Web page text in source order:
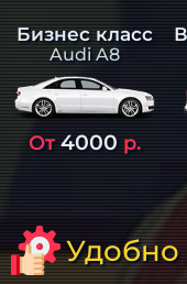
Бизнес класс
Audi A8
От4000 р.
Удобно